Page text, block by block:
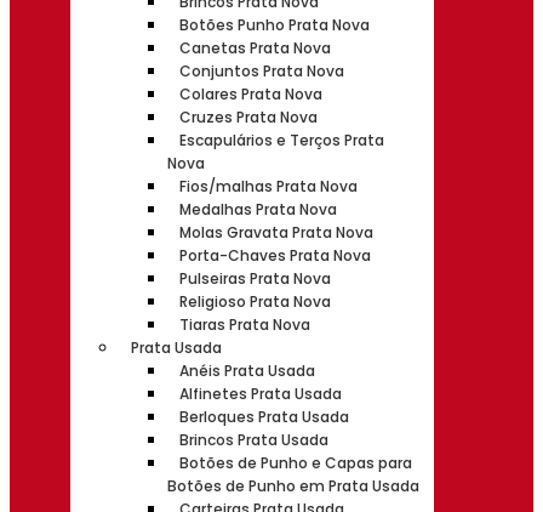
Botões Punho Prata Nova
Canetas Prata Nova
Conjuntos Prata Nova
Colares Prata Nova
Cruzes Prata Nova
Escapulários e Terços Prata
Nova
Fios/malhas Prata Nova
Medalhas Prata Nova
Molas Gravata Prata Nova
Porta-Chaves Prata Nova
Pulseiras Prata Nova
Religioso Prata Nova
Tiaras Prata Nova
Prata Usada
Anéis Prata Usada
Alfinetes Prata Usada
Berloques Prata Usada
Brincos Prata Usada
Botões de Punho e Capas para
Botões de Punho em Prata Usada